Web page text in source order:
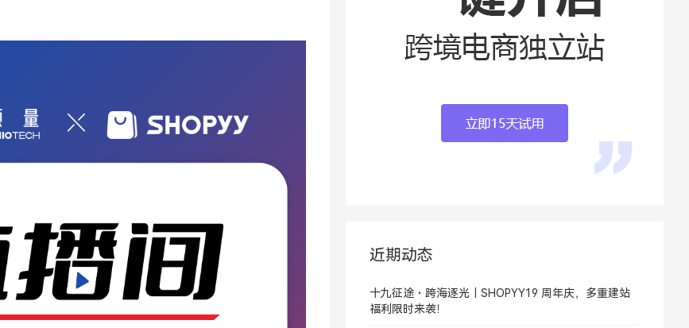
近期动态
十九征途・跨海逐光｜SHOPYY19 周年庆，多重建站
福利限时来袭！